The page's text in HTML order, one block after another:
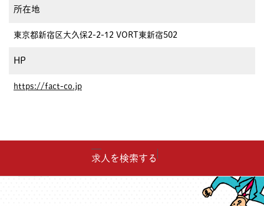
所在地
東京都新宿区大久保2-2-12 VORT東新宿502
HP
https://fact-co.jp
求人を検索する